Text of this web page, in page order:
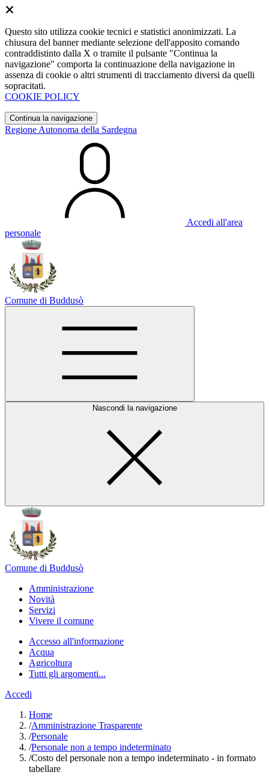
Questo sito utilizza cookie tecnici e statistici anonimizzati. La
chiusura del banner mediante selezione dell'apposito comando
contraddistinto dalla X o tramite il pulsante "Continua la
navigazione" comporta la continuazione della navigazione in
assenza di cookie o altri strumenti di tracciamento diversi da quelli
sopracitati.
COOKIE POLICY
Continua la navigazione
Regione Autonoma della Sardegna
Accedi all'area
personale
Comune di Buddusò
Nascondi la navigazione
Comune di Buddusò
Amministrazione
Novità
Servizi
Vivere il comune
Accesso all'informazione
Acqua
Agricoltura
Tutti gli argomenti...
Accedi
Home
/Amministrazione Trasparente
/Personale
/Personale non a tempo indeterminato
/Costo del personale non a tempo indeterminato - in formato
tabellare